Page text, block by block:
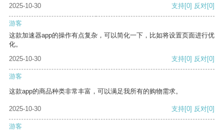
2025-10-30
支持[0] 反对[0]
游客
这款加速器app的操作有点复杂，可以简化一下，比如将设置页面进行优
化。
2025-10-30
支持[0] 反对[0]
游客
这款app的商品种类非常丰富，可以满足我所有的购物需求。
2025-10-30 支持[0] 反对[0]
游客